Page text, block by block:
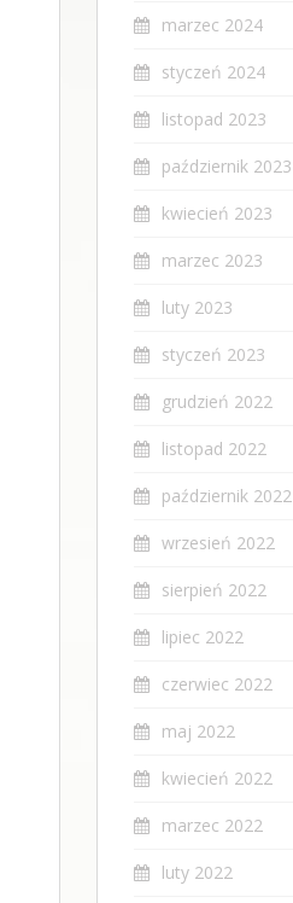
marzec 2024
styczeń 2024
listopad 2023
październik 2023
kwiecień 2023
marzec 2023
luty 2023
styczeń 2023
grudzień 2022
listopad 2022
październik 2022
wrzesień 2022
sierpień 2022
lipiec 2022
czerwiec 2022
maj 2022
kwiecień 2022
marzec 2022
luty 2022